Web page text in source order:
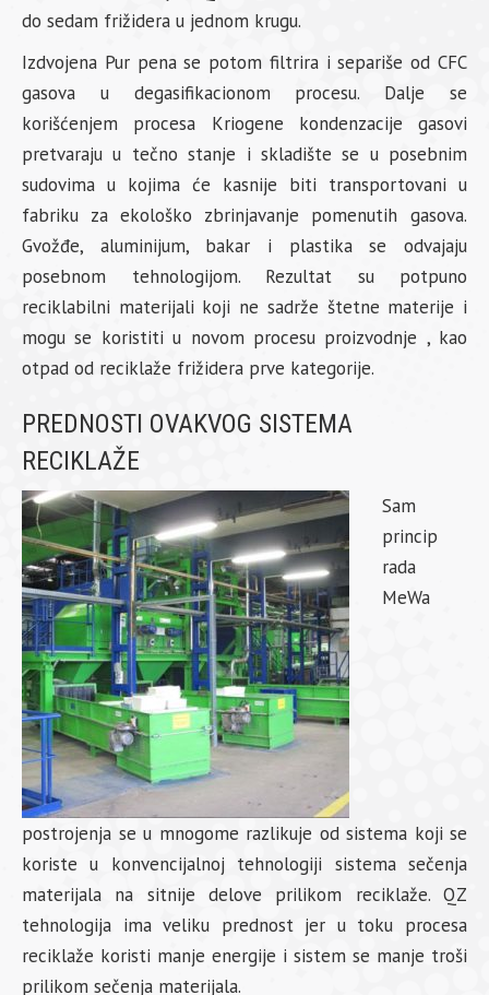
do sedam frižidera u jednom krugu.
Izdvojena Pur pena se potom filtrira i separiše od CFC
gasova u degasifikacionom procesu. Dalje se
korišćenjem procesa Kriogene kondenzacije gasovi
pretvaraju u tečno stanje i skladište se u posebnim
sudovima u kojima će kasnije biti transportovani u
fabriku za ekološko zbrinjavanje pomenutih gasova.
Gvožđe, aluminijum, bakar i plastika se odvajaju
posebnom tehnologijom. Rezultat su potpuno
reciklabilni materijali koji ne sadrže štetne materije i
mogu se koristiti u novom procesu proizvodnje , kao
otpad od reciklaže frižidera prve kategorije.
PREDNOSTI OVAKVOG SISTEMA
RECIKLAŽE
Sam
princip
rada
MeWa
postrojenja se u mnogome razlikuje od sistema koji se
koriste u konvencijalnoj tehnologiji sistema sečenja
materijala na sitnije delove prilikom reciklaže. QZ
tehnologija ima veliku prednost jer u toku procesa
reciklaže koristi manje energije i sistem se manje troši
prilikom sečenja materijala.